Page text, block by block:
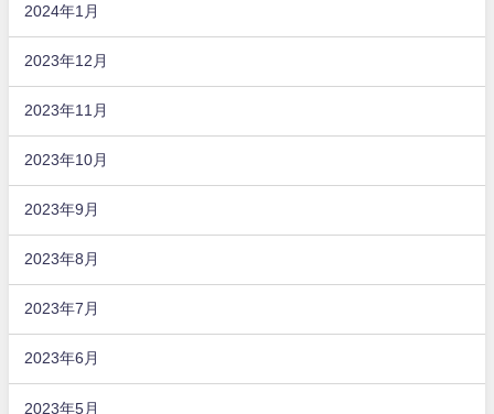
2024年1月
2023年12月
2023年11月
2023年10月
2023年9月
2023年8月
2023年7月
2023年6月
2023年5月